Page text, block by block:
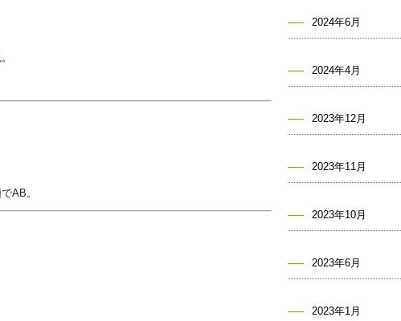
AB。
2024年6月
2024年4月
2023年12月
2023年11月
2023年10月
2023年6月
2023年1月